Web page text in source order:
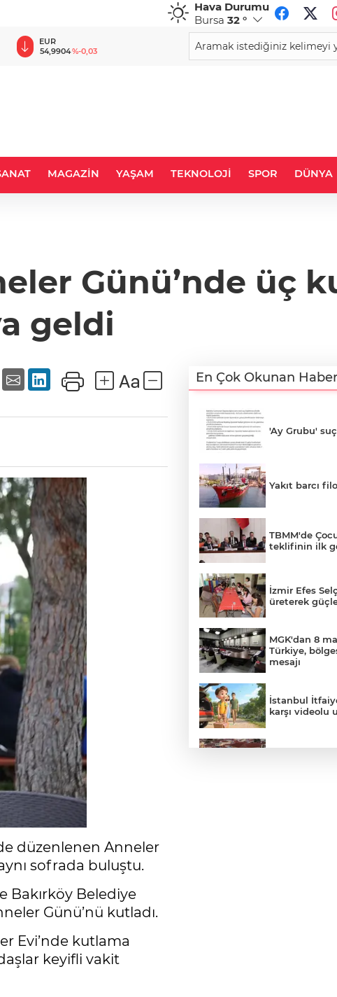
Hava Durumu
Bursa 32 °
GBP
64,1762%0,02
CHF
58,7599%0,34
MAGAZİN YAŞAM TEKNOLOJİ SPOR DÜNYA
Günü’nde üç
geldi
düzenlenen Anneler
sofrada buluştu.
Belediye
Günü’nü kutladı.
Evi’nde kutlama
keyifli vakit
En Çok Okunan
'Ay Grubu'
Yakıt barcı
TBMM'de
teklifinin ilk
İzmir Efes
üreterek
MGK'dan 8
Türkiye,
mesajı
İstanbul
karşı videolu